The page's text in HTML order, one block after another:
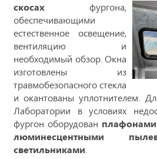
скосах фургона,
обеспечивающими
естественное освещение,
вентиляцию и
необходимый обзор. Окна
изготовлены из
травмобезопасного стекла
и окантованы уплотнителем.
Лаборатории в условиях
фургон оборудован
люминесцентными
светильниками